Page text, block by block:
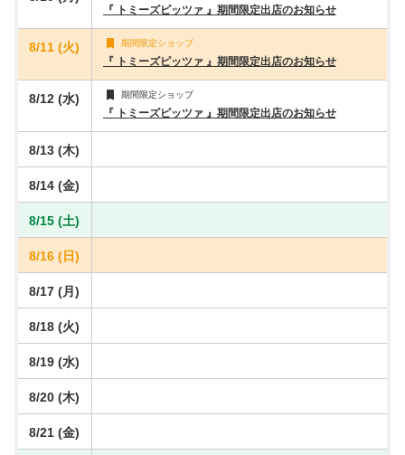
『 トミーズピッツァ 』期間限定出店のお知らせ
8/11 (火) 期間限定ショップ
『 トミーズピッツァ 』期間限定出店のお知らせ
8/12 (水) 期間限定ショップ
『 トミーズピッツァ 』期間限定出店のお知らせ
8/13 (木)
8/14 (金)
8/15 (土)
8/16 (日)
8/17 (月)
8/18 (火)
8/19 (水)
8/20 (木)
8/21 (金)